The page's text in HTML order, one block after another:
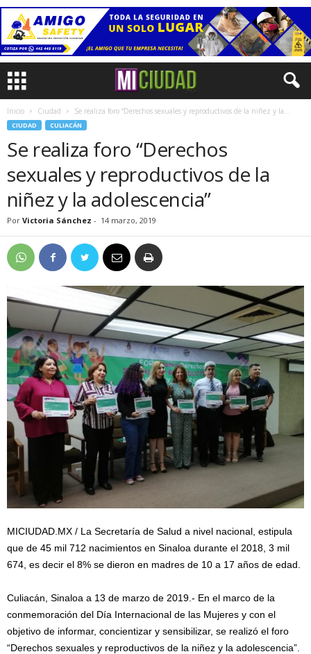
Inicio Ciudad Se realiza foro “Derechos sexuales y reproductivos de la niñez y la...
CIUDAD CULIACÁN
Se realiza foro “Derechos
sexuales y reproductivos de la
niñez y la adolescencia”
Por Victoria Sánchez - 14 marzo, 2019
MICIUDAD.MX / La Secretaría de Salud a nivel nacional, estipula
que de 45 mil 712 nacimientos en Sinaloa durante el 2018, 3 mil
674, es decir el 8% se dieron en madres de 10 a 17 años de edad.
Culiacán, Sinaloa a 13 de marzo de 2019.- En el marco de la
conmemoración del Día Internacional de las Mujeres y con el
objetivo de informar, concientizar y sensibilizar, se realizó el foro
“Derechos sexuales y reproductivos de la niñez y la adolescencia”.